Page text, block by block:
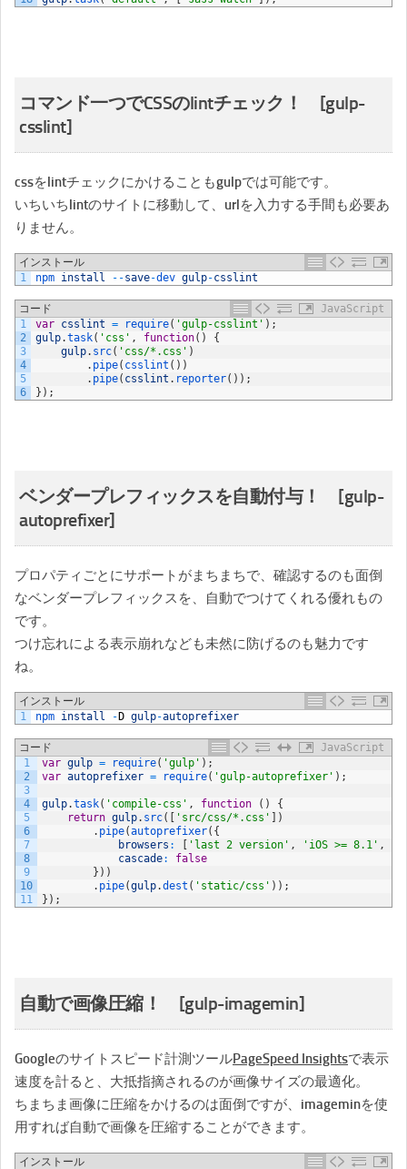
コマンド一つでCSSのlintチェック！ [gulp-
csslint]
cssをlintチェックにかけることもgulpでは可能です。
いちいちlintのサイトに移動して、urlを入力する手間も必要あ
りません。
インストール
1
npm install --save-dev gulp-csslint
コード
JavaScript
1
2
3
4
5
6
var csslint = require( 'gulp-csslint' ) ;
gulp.task( 'css' , function( )
{
gulp. src( 'css/*.css' )
. pipe( csslint ( ) )
. pipe( csslint . reporter( ) ) ;
} ) ;
ベンダープレフィックスを自動付与！ [gulp-
autoprefixer]
プロパティごとにサポートがまちまちで、確認するのも面倒
なベンダープレフィックスを、自動でつけてくれる優れもの
です。
つけ忘れによる表示崩れなども未然に防げるのも魅力です
ね。
インストール
1
npm install - D gulp-autoprefixer
コード
JavaScript
1
2
3
4
5
6
7
8
9
10
11
var gulp = require( 'gulp' ) ;
var autoprefixer = require( 'gulp-autoprefixer' ) ;
gulp.task( 'compile-css' , function ( )
{
return gulp. src( 'src/css/*.css'
)
. pipe(autoprefixer( {
browsers : 'last 2 version' , 'iOS >= 8.1' ,
cascade:
false
} ) )
. pipe(gulp.dest ( 'static/css' ) ) ;
} ) ;
自動で画像圧縮！ [gulp-imagemin]
Googleのサイトスピード計測ツールPageSpeed Insightsで表示
速度を計ると、大抵指摘されるのが画像サイズの最適化。
ちまちま画像に圧縮をかけるのは面倒ですが、imageminを使
用すれば自動で画像を圧縮することができます。
インストール